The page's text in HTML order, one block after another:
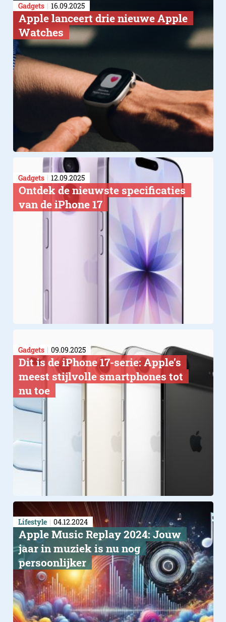
Gadgets 16.09.2025
Apple lanceert drie nieuwe Apple
Watches
Gadgets 12.09.2025
Ontdek de nieuwste specificaties
van de iPhone 17
Gadgets 09.09.2025
Dit is de iPhone 17-serie: Apple’s
meest stijlvolle smartphones tot
nu toe
Lifestyle 04.12.2024
Apple Music Replay 2024: Jouw
jaar in muziek is nu nog
persoonlijker